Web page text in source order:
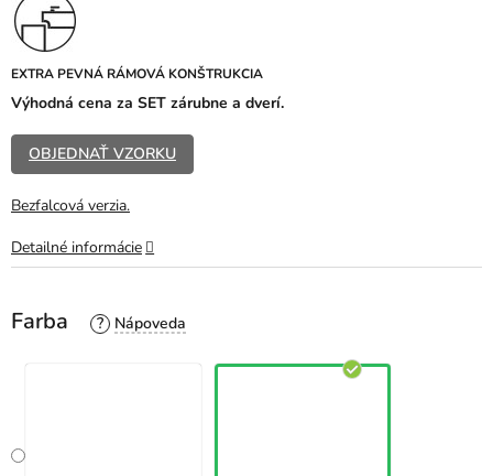
Farba ?
EXTRA PEVNÁ RÁMOVÁ KONŠTRUKCIA
Výhodná cena za SET zárubne a dverí.
OBJEDNAŤ VZORKU
Bezfalcová verzia.
Detailné informácie